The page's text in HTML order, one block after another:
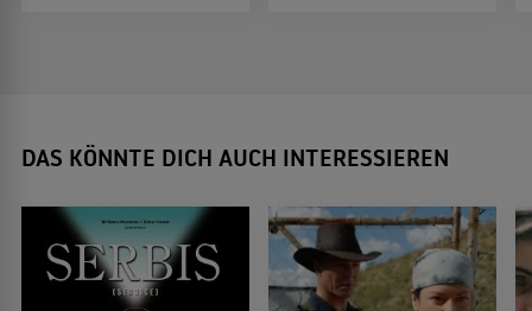
DAS KÖNNTE DICH AUCH INTERESSIEREN